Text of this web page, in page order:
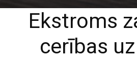
Ekstroms
cerības